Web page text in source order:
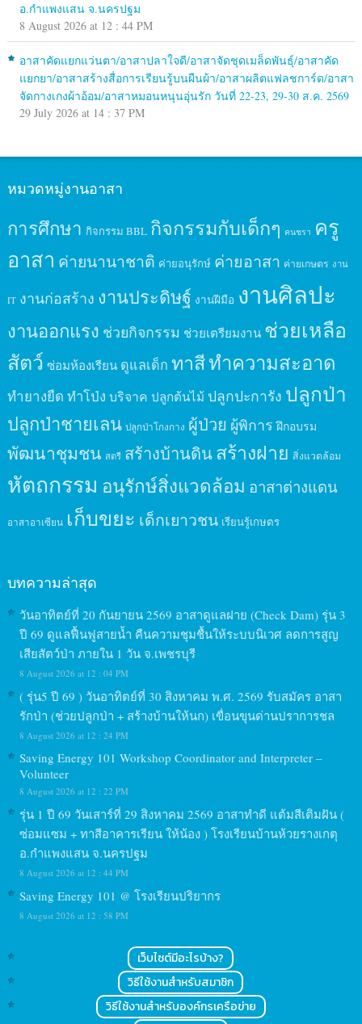
อ.กำแพงแสน จ.นครปฐม
8 August 2026 at 12 : 44 PM
อาสาคัดแยกแว่นตา/อาสาปลาใจดี/อาสาจัดชุดเมล็ดพันธุ์/อาสาคัด
แยกยา/อาสาสร้างสื่อการเรียนรู้บนผืนผ้า/อาสาผลิตแฟลชการ์ด/อาสา
จัดกางเกงผ้าอ้อม/อาสาหมอนหนุนอุ่นรัก วันที่ 22-23, 29-30 ส.ค. 2569
29 July 2026 at 14 : 37 PM
หมวดหมู่งานอาสา
การศึกษา กิจกรรม BBL กิจกรรมกับเด็กๆ คนชรา ครู
อาสา ค่ายนานาชาติ ค่ายอนุรักษ์ ค่ายอาสา ค่ายเกษตร งาน
IT งานก่อสร้าง งานประดิษฐ์ งานฝีมือ งานศิลปะ
งานออกแรง ช่วยกิจกรรม ช่วยเตรียมงาน ช่วยเหลือ
สัตว์ ซ่อมห้องเรียน ดูแลเด็ก ทาสีทำความสะอาด
ทำยางยืด ทำโป่ง บริจาค ปลูกต้นไม้ ปลูกปะการัง ปลูกป่า
ปลูกป่าชายเลน ปลูกป่าโกงกาง ผู้ป่วย ผู้พิการ ฝึกอบรม
พัฒนาชุมชน สตรี สร้างบ้านดินสร้างฝาย สิ่งแวดล้อม
หัตถกรรม อนุรักษ์สิ่งแวดล้อม อาสาต่างแดน
อาสาอาเซียน เก็บขยะ เด็กเยาวชน เรียนรู้เกษตร
บทความล่าสุด
วันอาทิตย์ที่ 20 กันยายน 2569 อาสาดูแลฝาย (Check Dam) รุ่น 3
ปี 69 ดูแลฟื้นฟูสายน้ำ คืนความชุมชื้นให้ระบบนิเวศ ลดการสูญ
เสียสัตว์ป่า ภายใน 1 วัน จ.เพชรบุรี
8 August 2026 at 12 : 04 PM
( รุ่น5 ปี 69 ) วันอาทิตย์ที่ 30 สิงหาคม พ.ศ. 2569 รับสมัคร อาสา
รักป่า (ช่วยปลูกป่า + สร้างบ้านให้นก) เขื่อนขุนด่านปราการชล
8 August 2026 at 12 : 24 PM
Saving Energy 101 Workshop Coordinator and Interpreter –
Volunteer
8 August 2026 at 12 : 22 PM
รุ่น 1 ปี 69 วันเสาร์ที่ 29 สิงหาคม 2569 อาสาทำดี แต้มสีเติมฝัน (
ซ่อมแซม + ทาสีอาคารเรียน ให้น้อง ) โรงเรียนบ้านห้วยรางเกตุ
อ.กำแพงแสน จ.นครปฐม
8 August 2026 at 12 : 44 PM
Saving Energy 101 @ โรงเรียนปริยากร
8 August 2026 at 12 : 58 PM
เว็บไซต์มีอะไรบ้าง?
วิธีใช้งานสำหรับสมาชิก
วิธีใช้งานสำหรับองค์กรเครือข่าย